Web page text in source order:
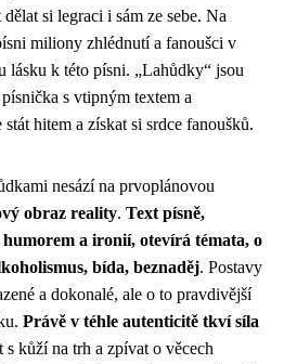
si legraci i sám ze sebe. Na
miliony zhlédnutí a fanoušci v
lásku k této písni. „Lahůdky“ jsou
s vtipným textem a
hitem a získat si srdce fanoušků.
nesází na prvoplánovou
obraz reality. Text písně,
a ironií, otevírá témata, o
bída, beznaděj. Postavy
a dokonalé, ale o to pravdivější
Právě v téhle autenticitě tkví síla
kůží na trh a zpívat o věcech